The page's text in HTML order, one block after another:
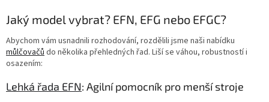
Jaký model vybrat? EFN, EFG nebo EFGC?
Abychom vám usnadnili rozhodování, rozdělili jsme naši nabídku
můlčovačůdo několika přehledných řad. Liší se váhou, robustností i
osazením:
Lehká řada EFN: Agilní pomocník pro menší stroje